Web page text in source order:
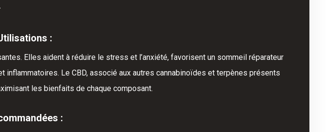
:
Elles aident à réduire le stress et l’anxiété, favorisent un sommeil réparateur
Le CBD, associé aux autres cannabinoïdes et terpènes présents
les bienfaits de chaque composant.
: